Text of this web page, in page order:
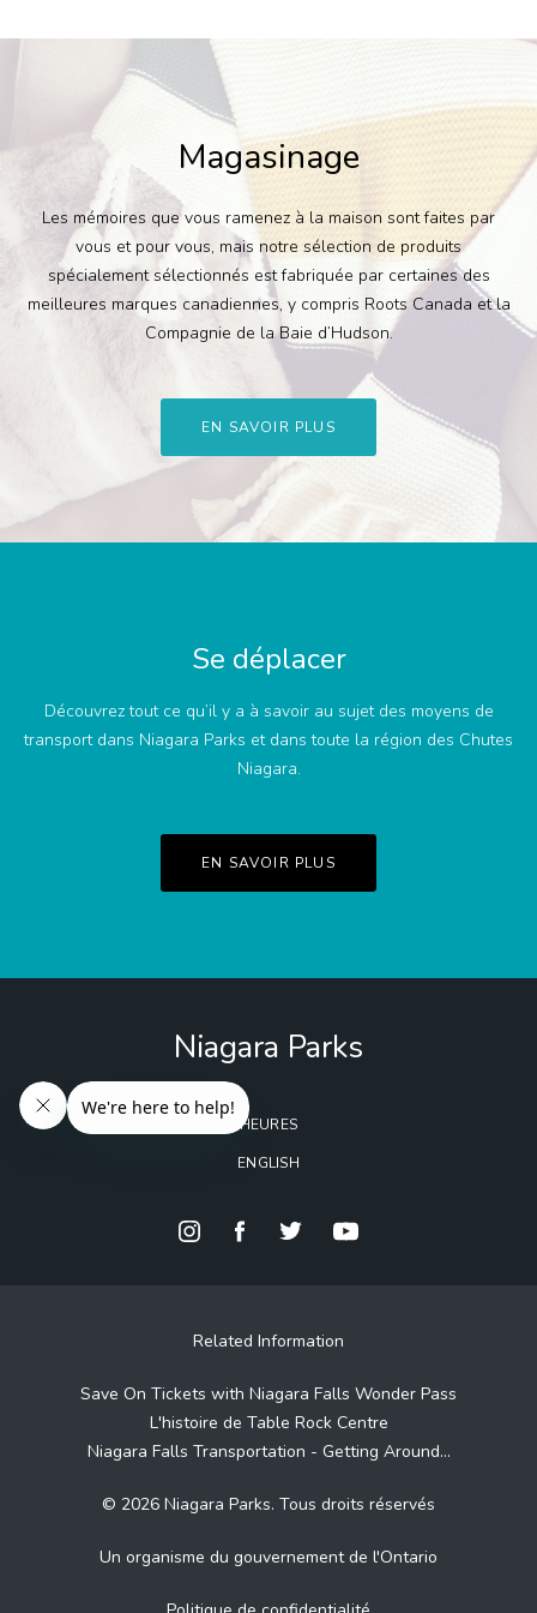
Magasinage
Les mémoires que vous ramenez à la maison sont faites par
vous et pour vous, mais notre sélection de produits
spécialement sélectionnés est fabriquée par certaines des
meilleures marques canadiennes, y compris Roots Canada et la
Compagnie de la Baie d’Hudson.
EN SAVOIR PLUS
Se déplacer
Découvrez tout ce qu’il y a à savoir au sujet des moyens de
transport dans Niagara Parks et dans toute la région des Chutes
Niagara.
EN SAVOIR PLUS
Niagara Parks
HEURES
ENGLISH
Related Information
Save On Tickets with Niagara Falls Wonder Pass
L'histoire de Table Rock Centre
Niagara Falls Transportation - Getting Around...
© 2026 Niagara Parks. Tous droits réservés
Un organisme du gouvernement de l'Ontario